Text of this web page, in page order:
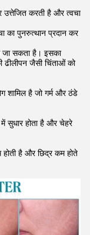
करती है और त्वचा
का पुनरुत्थान प्रदान कर
जा सकता है। इसका
ढीलीपन जैसी चिंताओं को
शामिल है जो गर्म और ठंडे
सुधार होता है और चेहरे
है और छिद्र कम होते